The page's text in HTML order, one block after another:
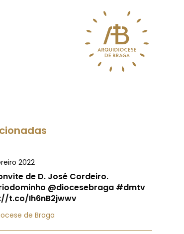
2022
de D. José Cordeiro.
@diocesebraga #dmtv
t.co/Ih6nB2jwwv
de Braga